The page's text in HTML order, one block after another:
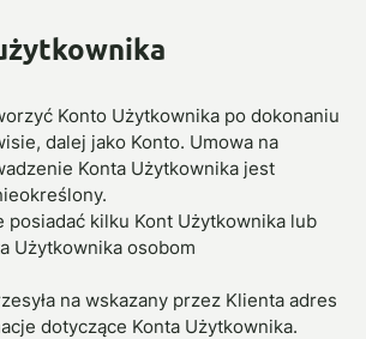
Konto Użytkownika po dokonaniu
dalej jako Konto. Umowa na
Konta Użytkownika jest
posiadać kilku Kont Użytkownika lub
Użytkownika osobom
na wskazany przez Klienta adres
dotyczące Konta Użytkownika.